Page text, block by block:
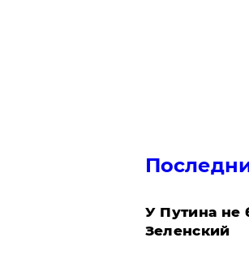
У Путина не
Зеленский